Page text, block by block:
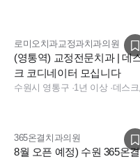
로미오치과교정과치과의원
(영통역) 교정전문치과 | 데스
크 코디네이터 모십니다
수원시 영통구 ·1년 이상·
365온결치과의원
8월 오픈 예정) 수원 365온